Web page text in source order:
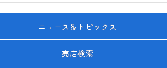
ニュース＆トピックス
売店検索